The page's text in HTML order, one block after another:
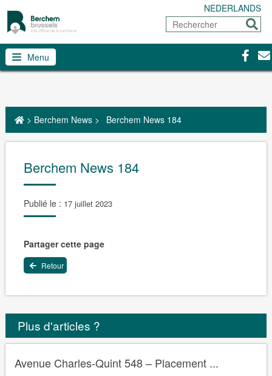
NEDERLANDS
Rechercher
Menu
> Berchem News> Berchem News 184
Berchem News 184
Publié le : 17 juillet 2023
Partager cette page
Retour
Plus d'articles ?
Avenue Charles-Quint 548 – Placement ...